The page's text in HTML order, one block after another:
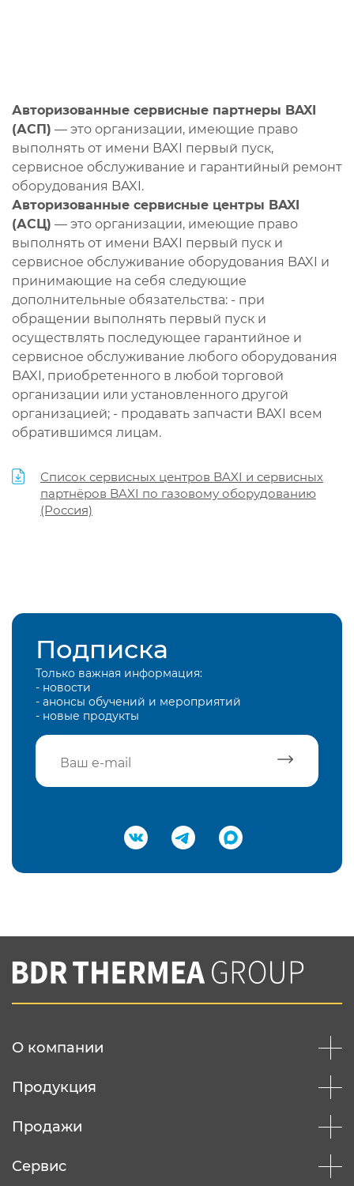
Авторизованные сервисные партнеры BAXI
(АСП) — это организации, имеющие право
выполнять от имени BAXI первый пуск,
сервисное обслуживание и гарантийный ремонт
оборудования BAXI.
Авторизованные сервисные центры BAXI
(АСЦ) — это организации, имеющие право
выполнять от имени BAXI первый пуск и
сервисное обслуживание оборудования BAXI и
принимающие на себя следующие
дополнительные обязательства: - при
обращении выполнять первый пуск и
осуществлять последующее гарантийное и
сервисное обслуживание любого оборудования
BAXI, приобретенного в любой торговой
организации или установленного другой
организацией; - продавать запчасти BAXI всем
обратившимся лицам.
Список сервисных центров BAXI и сервисных
партнёров BAXI по газовому оборудованию
(Россия)
Подписка
Только важная информация:
- новости
- анонсы обучений и мероприятий
- новые продукты
Подтвердить e-mail
Вы соглашаетесь с нашей политикой
конфеденциальности
О компании
Продукция
Продажи
Сервис